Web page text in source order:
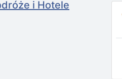
i Hotele